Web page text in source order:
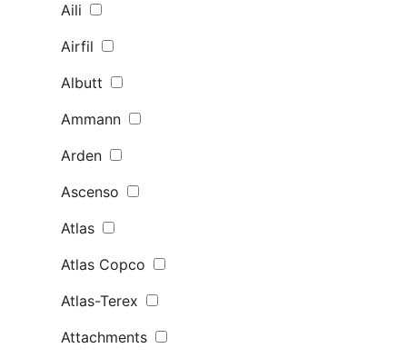
Aili
Airfil
Albutt
Ammann
Arden
Ascenso
Atlas
Atlas Copco
Atlas-Terex
Attachments